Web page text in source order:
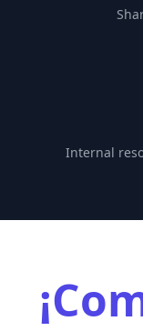
Internal